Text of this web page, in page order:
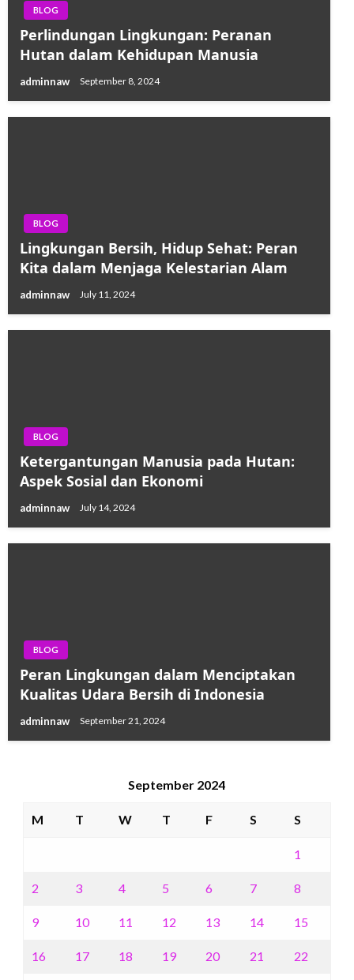
BLOG
Perlindungan Lingkungan: Peranan
Hutan dalam Kehidupan Manusia
adminnaw September 8, 2024
BLOG
Lingkungan Bersih, Hidup Sehat: Peran
Kita dalam Menjaga Kelestarian Alam
adminnaw July 11, 2024
BLOG
Ketergantungan Manusia pada Hutan:
Aspek Sosial dan Ekonomi
adminnaw July 14, 2024
BLOG
Peran Lingkungan dalam Menciptakan
Kualitas Udara Bersih di Indonesia
adminnaw September 21, 2024
September 2024
M T W T F S S
1
2 3 4 5 6 7 8
9 10 11 12 13 14 15
16 17 18 19 20 21 22